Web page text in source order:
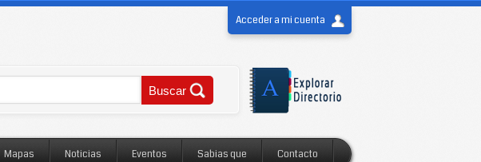
Acceder a mi cuenta
Mapas Noticias Eventos Sabias que Contacto